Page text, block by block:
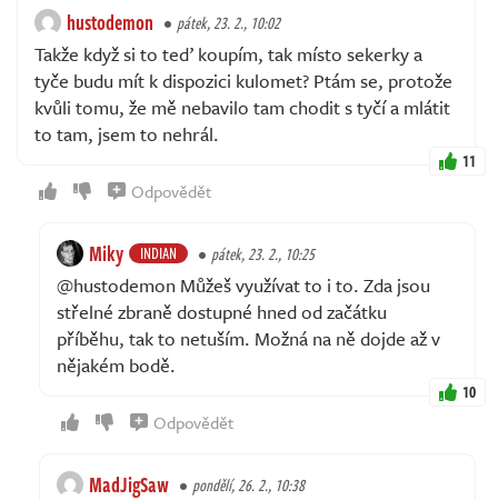
hustodemon pátek, 23. 2., 10:02
Takže když si to teď koupím, tak místo sekerky a
tyče budu mít k dispozici kulomet? Ptám se, protože
kvůli tomu, že mě nebavilo tam chodit s tyčí a mlátit
to tam, jsem to nehrál.
11
Odpovědět
Miky INDIAN pátek, 23. 2., 10:25
@hustodemon Můžeš využívat to i to. Zda jsou
střelné zbraně dostupné hned od začátku
příběhu, tak to netuším. Možná na ně dojde až v
nějakém bodě.
10
Odpovědět
MadJigSaw pondělí, 26. 2., 10:38